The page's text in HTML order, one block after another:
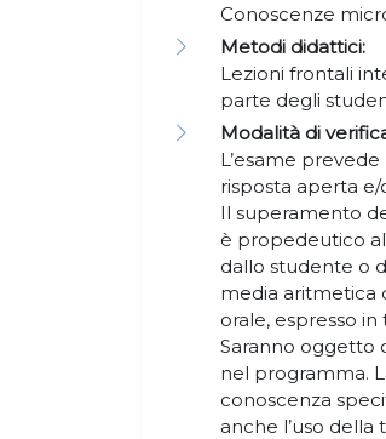
Conoscenze
Metodi didattici:
Lezioni frontali
parte degli
Modalità di
L’esame
risposta aperta
Il superamento
è propedeutico
dallo studente o
media aritmetica
orale, espresso in
Saranno oggetto
nel programma.
conoscenza
anche l’uso